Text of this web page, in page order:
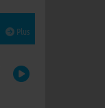
Plus